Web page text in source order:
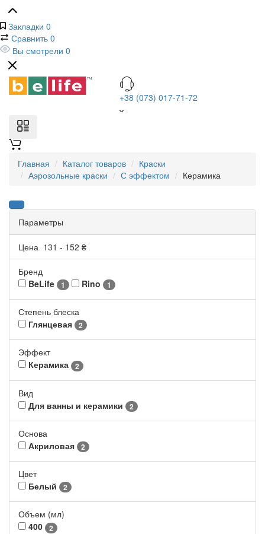
Закладки 0
Сравнить 0
Вы смотрели 0
+38 (073) 017-71-72
Главная Каталог товаров
Краски
Аэрозольные краски
С эффектом Керамика
Параметры
Цена 131 - 152 ₴
Бренд
BeLife
1 Rino 1
Степень блеска
Глянцевая
2
Эффект
Керамика
2
Вид
Для ванны и керамики
2
Основа
Акриловая
2
Цвет
Белый
2
Объем (мл)
400
2